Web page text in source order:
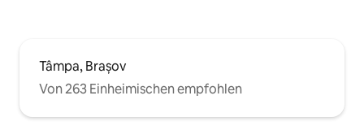
Tâmpa, Brașov
Von 263 Einheimischen empfohlen